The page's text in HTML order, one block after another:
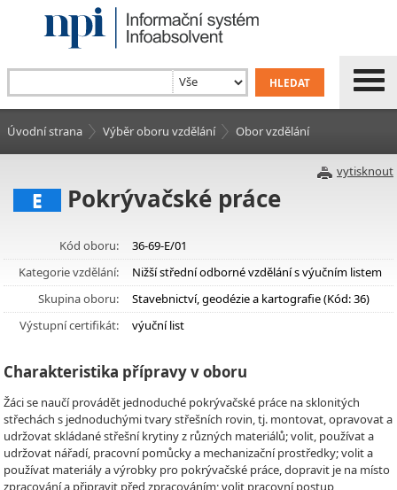
Úvodní strana Výběr oboru vzdělání Obor vzdělání
vytisknout
E Pokrývačské práce
Kód oboru:
36-69-E/01
Kategorie vzdělání:
Nižší střední odborné vzdělání s výučním listem
Skupina oboru:
Stavebnictví, geodézie a kartografie (Kód: 36)
Výstupní certifikát:
výuční list
Charakteristika přípravy v oboru
Žáci se naučí provádět jednoduché pokrývačské práce na sklonitých
střechách s jednoduchými tvary střešních rovin, tj. montovat, opravovat a
udržovat skládané střešní krytiny z různých materiálů; volit, používat a
udržovat nářadí, pracovní pomůcky a mechanizační prostředky; volit a
používat materiály a výrobky pro pokrývačské práce, dopravit je na místo
zpracování a připravit před zpracováním; volit pracovní postup